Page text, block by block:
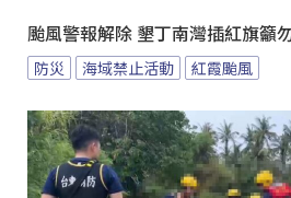
颱風警報解除 墾丁南灣插紅旗籲
防災 海域禁止活動 紅霞颱風